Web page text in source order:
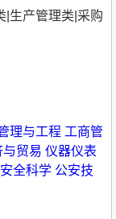
|生产管理类|采购
理与工程 工商管
与贸易 仪器仪表
安全科学 公安技